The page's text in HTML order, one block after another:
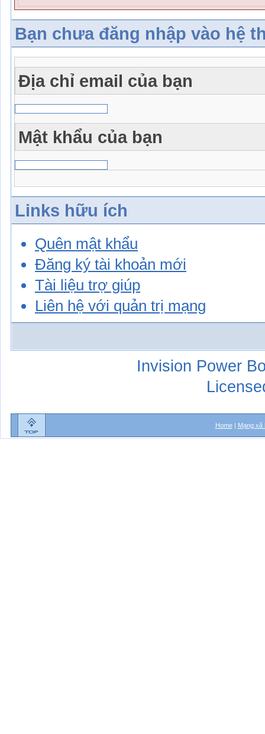
Bạn chưa đăng nhập vào hệ
Địa chỉ email của bạn
Mật khẩu của bạn
Links hữu ích
Quên mật khẩu
Đăng ký tài khoản mới
Tài liệu trợ giúp
Liên hệ với quản trị mạng
Invision Power
Home| Mạng xã